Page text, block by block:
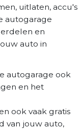
uitlaten, accu's
autogarage
en
auto in
autogarage ook
en het
ook vaak gratis
van jouw auto,